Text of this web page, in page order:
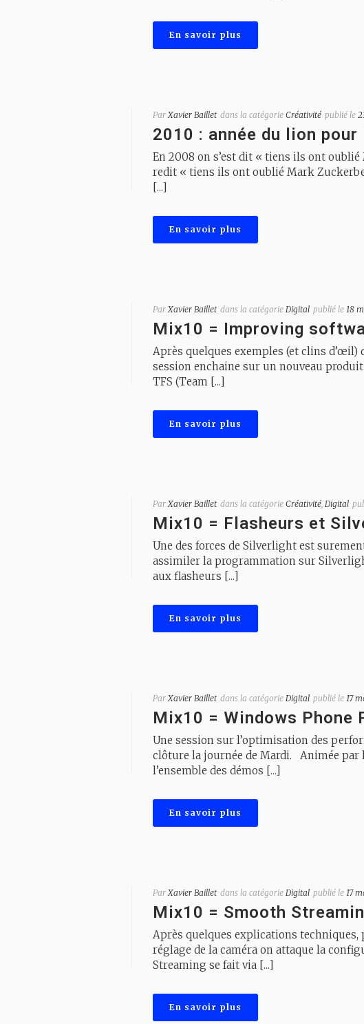
En savoir plus
Par Xavier Baillet dans la catégorie Créativité publié le
2010 : année du lion
En 2008 on s’est dit « tiens ils ont
redit « tiens ils ont oublié Mark
[...]
En savoir plus
Par Xavier Baillet dans la catégorie Digital publié le 18
Mix10 = Improving
Après quelques exemples (et clins d’œil)
session enchaine sur un nouveau
TFS (Team [...]
En savoir plus
Par Xavier Baillet dans la catégorie Créativité, Digital
Mix10 = Flasheurs et
Une des forces de Silverlight est
assimiler la programmation sur
aux flasheurs [...]
En savoir plus
Par Xavier Baillet dans la catégorie Digital publié le 17
Mix10 = Windows Phone
Une session sur l’optimisation des
clôture la journée de Mardi. Animée par
l’ensemble des démos [...]
En savoir plus
Par Xavier Baillet dans la catégorie Digital publié le 17
Mix10 = Smooth
Après quelques explications
réglage de la caméra on attaque la
Streaming se fait via [...]
En savoir plus